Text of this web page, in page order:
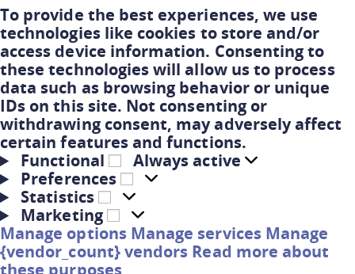
To provide the best experiences, we use
technologies like cookies to store and/or
access device information. Consenting to
these technologies will allow us to process
data such as browsing behavior or unique
IDs on this site. Not consenting or
withdrawing consent, may adversely affect
certain features and functions.
Functional
Always active
Preferences
Statistics
Marketing
Manage options Manage services Manage
{vendor_count} vendors Read more about
these purposes